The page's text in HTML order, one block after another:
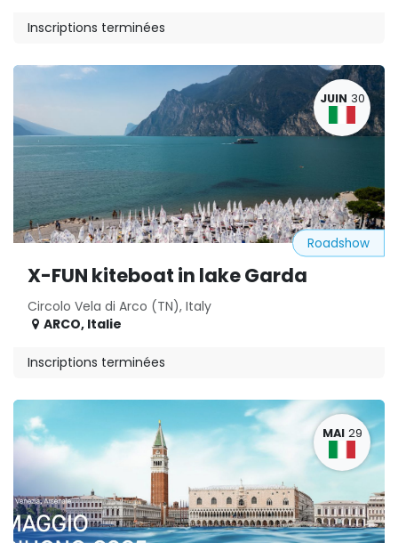
Inscriptions terminées
JUIN 30
X-FUN kiteboat in lake Garda
Circolo Vela di Arco (TN), Italy
Roadshow
ARCO, Italie
Inscriptions terminées
MAI 29